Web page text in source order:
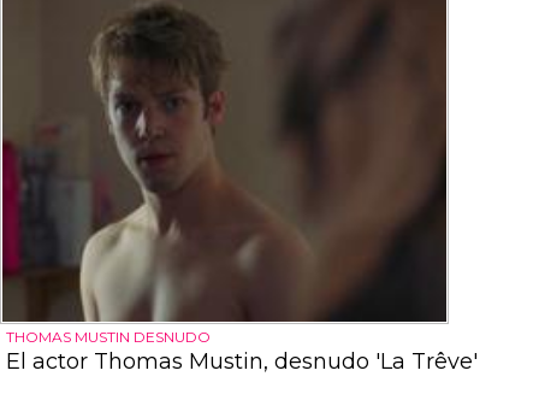
THOMAS MUSTIN DESNUDO
El actor Thomas Mustin, desnudo 'La Trêve'